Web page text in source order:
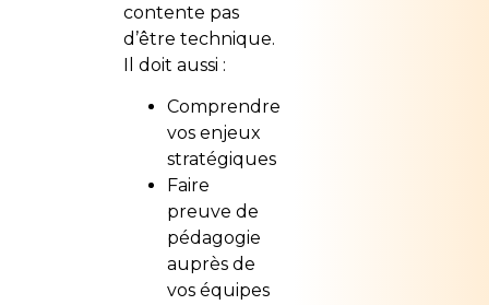
contente pas
d’être technique.
Il doit aussi :
Comprendre
vos enjeux
stratégiques
Faire
preuve de
pédagogie
auprès de
vos équipes